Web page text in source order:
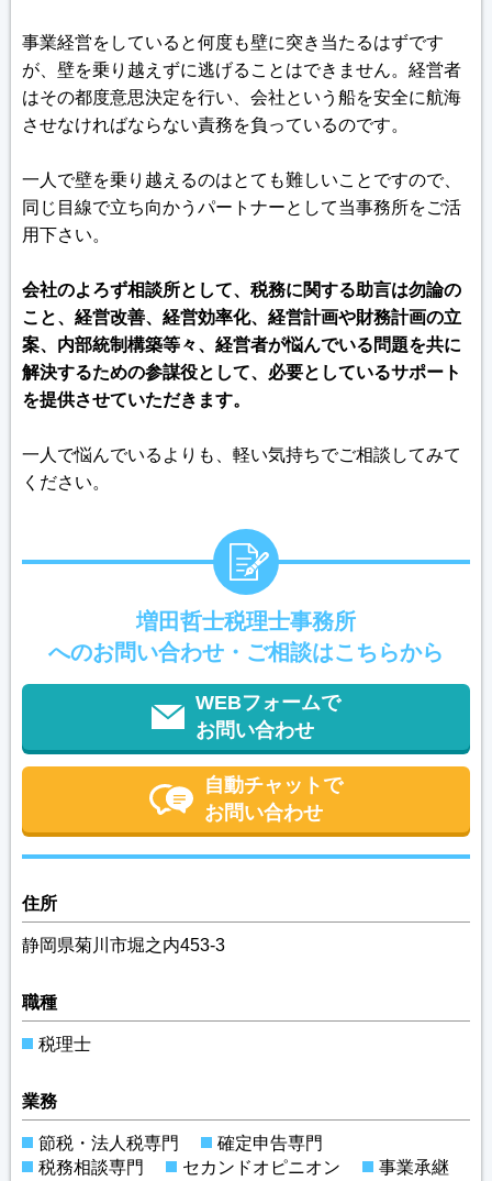
事業経営をしていると何度も壁に突き当たるはずです
が、壁を乗り越えずに逃げることはできません。経営者
はその都度意思決定を行い、会社という船を安全に航海
させなければならない責務を負っているのです。
一人で壁を乗り越えるのはとても難しいことですので、
同じ目線で立ち向かうパートナーとして当事務所をご活
用下さい。
会社のよろず相談所として、税務に関する助言は勿論の
こと、経営改善、経営効率化、経営計画や財務計画の立
案、内部統制構築等々、経営者が悩んでいる問題を共に
解決するための参謀役として、必要としているサポート
を提供させていただきます。
一人で悩んでいるよりも、軽い気持ちでご相談してみて
ください。
増田哲士税理士事務所
へのお問い合わせ・ご相談はこちらから
WEBフォームで
お問い合わせ
自動チャットで
お問い合わせ
住所
静岡県菊川市堀之内453-3
職種
税理士
業務
節税・法人税専門
確定申告専門
税務相談専門
セカンドオピニオン
事業承継